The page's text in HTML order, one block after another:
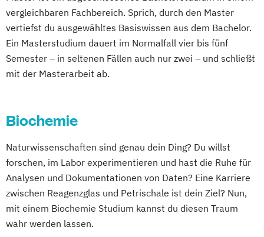
Marketing & Brand Management (EN)
Marketing & Sales
Master of Business Administration (EN)
Medienmanagement und Digitales
Marketing
Soziale Arbeit
Tourismus-
Hotel- und Eventmanagement
Wirtschaftspsychologie
Wirtschaftspsychologie (Heidelberg)
Wirtschaftsrecht
Marketing
Neurorehabilitation für Therapeuten
Osteopathie
Pharmazeutische Biotechnologie
Projektmanagement
Wirtschaftschemie
Wirtschaftsforensik
Wirtschaftspsychologie
vergleichbaren Fachbereich. Sprich, durch den Master
vertiefst du ausgewähltes Basiswissen aus dem Bachelor.
Ein Masterstudium dauert im Normalfall vier bis fünf
Semester – in seltenen Fällen auch nur zwei – und schließt
mit der Masterarbeit ab.
Biochemie
Naturwissenschaften sind genau dein Ding? Du willst
forschen, im Labor experimentieren und hast die Ruhe für
Analysen und Dokumentationen von Daten? Eine Karriere
zwischen Reagenzglas und Petrischale ist dein Ziel? Nun,
mit einem Biochemie Studium kannst du diesen Traum
wahr werden lassen.